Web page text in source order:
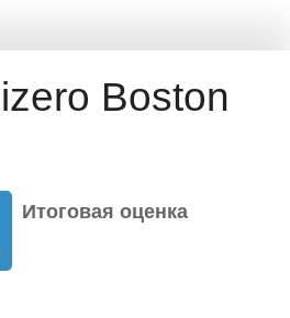
Boston
Итоговая оценка